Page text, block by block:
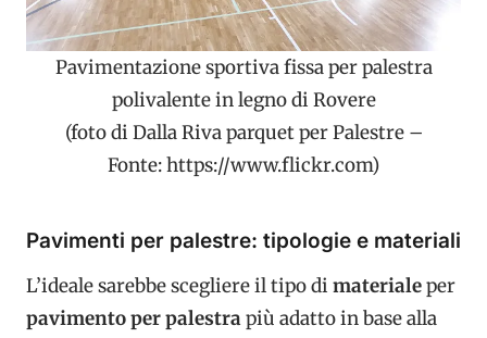
Pavimentazione sportiva fissa per palestra
polivalente in legno di Rovere
(foto di Dalla Riva parquet per Palestre –
Fonte: https://www.flickr.com)
Pavimenti per palestre: tipologie e materiali
L’ideale sarebbe scegliere il tipo di materialeper
pavimento per palestrapiù adatto in base alla